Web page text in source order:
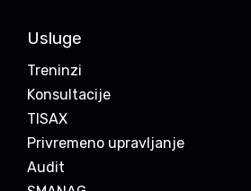
Usluge
Treninzi
Konsultacije
TISAX
Privremeno upravljanje
Audit